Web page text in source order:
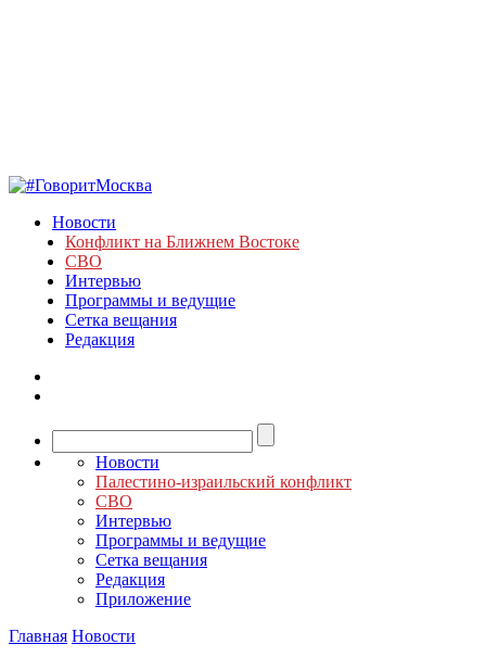
Новости
Конфликт на Ближнем Востоке
СВО
Интервью
Программы и ведущие
Сетка вещания
Редакция
Новости
Палестино-израильский конфликт
СВО
Интервью
Программы и ведущие
Сетка вещания
Редакция
Приложение
Главная Новости